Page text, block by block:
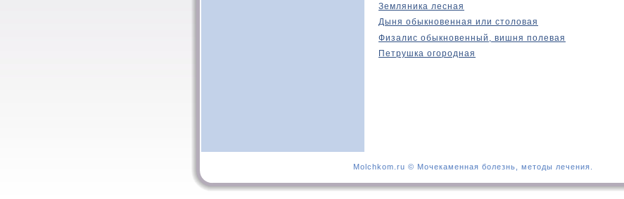
Земляника лесная
Дыня обыкновенная или столовая
Физалис обыкновенный, вишня полевая
Петрушка огородная
Molchkom.ru © Мочекаменная болезнь, методы лечения.